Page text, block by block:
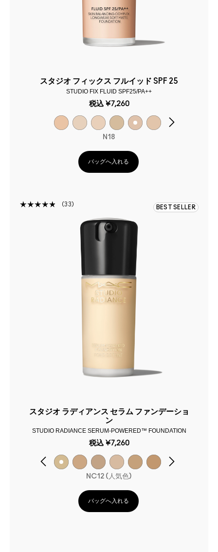
スタジオ フィックス フルイッド SPF 25
STUDIO FIX FLUID SPF25/PA++
税込 ¥7,260
N18
バッグへ入れる
33 BEST SELLER
スタジオ ラディアンス セラム ファンデーショ
ン
STUDIO RADIANCE SERUM-POWERED™ FOUNDATION
税込 ¥7,260
NC12 (人気色)
バッグへ入れる